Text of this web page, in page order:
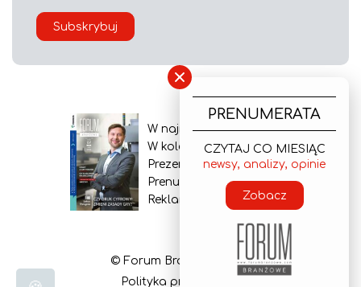
Subskrybuj
W najnowszym wydaniu
W kolejnym numerze
Prezentacja gazety
Prenumerata
Reklama
© Forum Branżowe 2026
Polityka prywatności
×
PRENUMERATA
CZYTAJ CO MIESIĄC
newsy, analizy, opinie
Zobacz